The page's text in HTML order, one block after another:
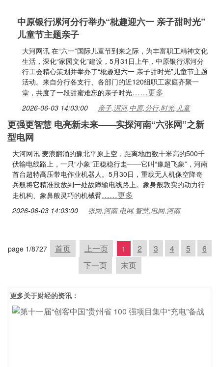
中原银行漯河分行举办“枇趣迎六一 亲子甜时光”
儿童节主题亲子
大河网讯 在“六一”国际儿童节到来之际，为丰富职工精神文化
生活，深化“家园文化”建设，5月31日上午，中原银行漯河分
行工会精心策划并举办了“枇趣迎六一 亲子甜时光”儿童节主题
活动。来自分行各支行、各部门的近120组职工家庭齐聚一
堂，共度了一段甜蜜难忘的亲子时光……更多
2026-06-03 14:03:00 亲子,漯河,中原,分行,时光,儿童
更强更智慧 电亮新未来——实探河南“六张网”之新
型电网
大河网讯 麦浪翻涌的豫北平原上空，距离地面数十米高的500千
伏输电线路上，一只“小象”正稳稳行走——它叫“豫超飞象”，河南
首台超特高压带电作业机器人。5月30日，重载无人机像空降奇
兵般将它精准投放到一处故障输电线路上。象身般敦实的动力行
走机构、象鼻般灵巧的机械臂……更多
2026-06-03 14:03:00 张网,河南,电网,智慧,电网,河南
page 1/8727 首页 上一页 1 2 3 4 5
6
下一页
末页
更多关于财经的资讯：